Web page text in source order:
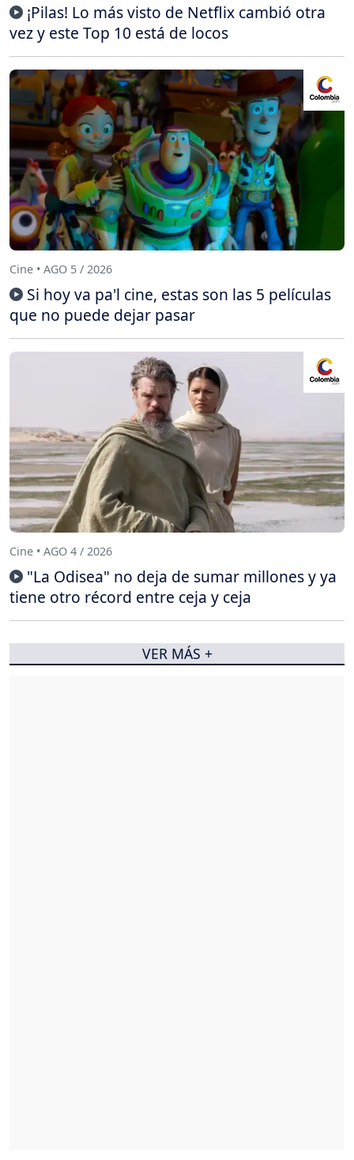
¡Pilas! Lo más visto de Netflix cambió otra
vez y este Top 10 está de locos
Cine • AGO 5 / 2026
Si hoy va pa'l cine, estas son las 5 películas
que no puede dejar pasar
Cine • AGO 4 / 2026
"La Odisea" no deja de sumar millones y ya
tiene otro récord entre ceja y ceja
VER MÁS +